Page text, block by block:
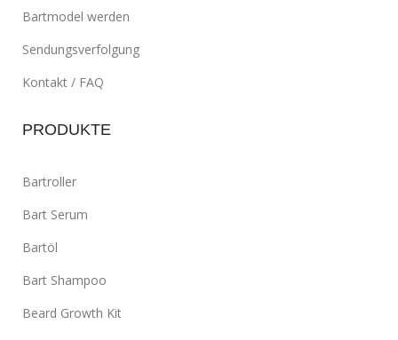
Bartmodel werden
Sendungsverfolgung
Kontakt / FAQ
PRODUKTE
Bartroller
Bart Serum
Bartöl
Bart Shampoo
Beard Growth Kit